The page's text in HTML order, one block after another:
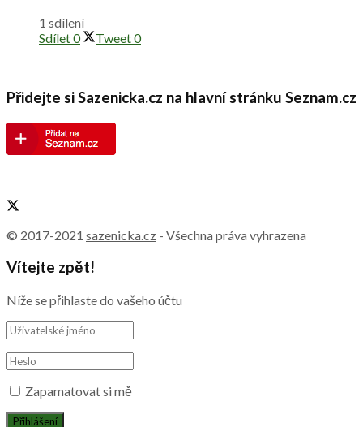
1 sdílení
Sdílet0 Tweet0
Přidejte si Sazenicka.cz na hlavní stránku Seznam.cz
© 2017-2021 sazenicka.cz - Všechna práva vyhrazena
Vítejte zpět!
Níže se přihlaste do vašeho účtu
Zapamatovat si mě